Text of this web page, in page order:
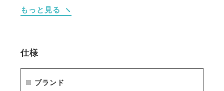
もっと見る
仕様
ブランド